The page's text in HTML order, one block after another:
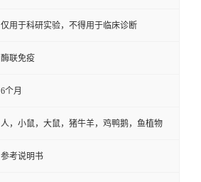
仅用于科研实验，不得用于临床诊断
酶联免疫
6个月
人，小鼠，大鼠，猪牛羊，鸡鸭鹅，鱼植物
参考说明书